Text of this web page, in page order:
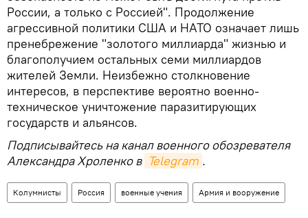
России, а только с Россией". Продолжение
агрессивной политики США и НАТО означает лишь
пренебрежение "золотого миллиарда" жизнью и
благополучием остальных семи миллиардов
жителей Земли. Неизбежно столкновение
интересов, в перспективе вероятно военно-
техническое уничтожение паразитирующих
государств и альянсов.
Подписывайтесь на канал военного обозревателя
Александра Хроленко в Telegram .
Колумнисты Россия военные учения Армия и вооружение